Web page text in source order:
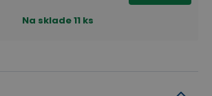
Na sklade11 ks